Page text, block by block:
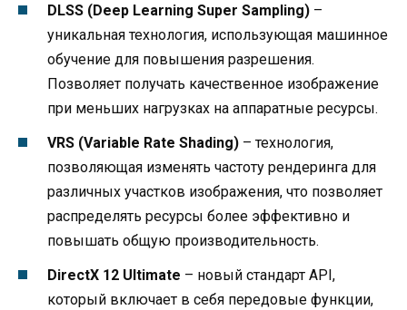
DLSS (Deep Learning Super Sampling) –
уникальная технология, использующая машинное
обучение для повышения разрешения.
Позволяет получать качественное изображение
при меньших нагрузках на аппаратные ресурсы.
VRS (Variable Rate Shading) – технология,
позволяющая изменять частоту рендеринга для
различных участков изображения, что позволяет
распределять ресурсы более эффективно и
повышать общую производительность.
DirectX 12 Ultimate – новый стандарт API,
который включает в себя передовые функции,